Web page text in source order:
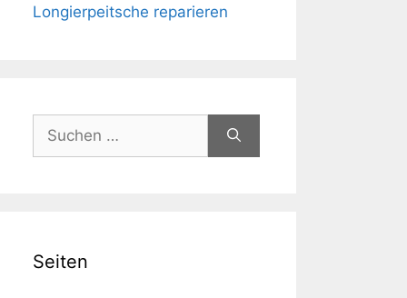
Longierpeitsche reparieren
Suchen
nach:
Seiten